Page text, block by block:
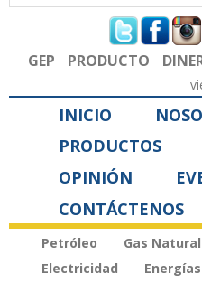
Formulario de
GEP PRODUCTO
INICIO
PRODUCTOS
OPINIÓN
CONTÁCTENOS
Petróleo Gas Natural
Electricidad